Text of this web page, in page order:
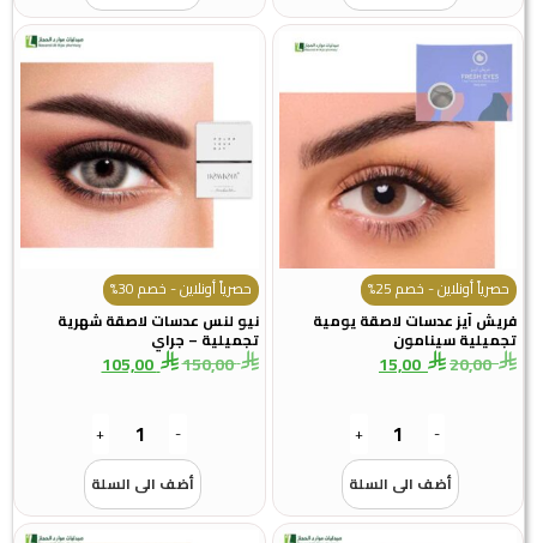
حصرياً أونلاين - خصم 25%
فريش آيز عدسات لاصقة يومية
تجميلية سينامون
20,00
15,00
-
+
أضف الى السلة
حصرياً أونلاين - خصم 30%
نيو لنس عدسات لاصقة شهرية
تجميلية – جراي
150,00
105,00
-
+
أضف الى السلة